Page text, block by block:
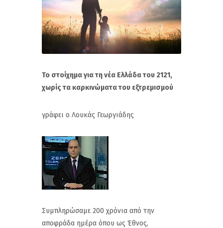
Το στοίχημα για τη νέα Ελλάδα του 2121,
χωρίς τα καρκινώματα του εξτρεμισμού
γράφει ο Λουκάς Γεωργιάδης
Συμπληρώσαμε 200 χρόνια από την
αποφράδα ημέρα όπου ως Έθνος,